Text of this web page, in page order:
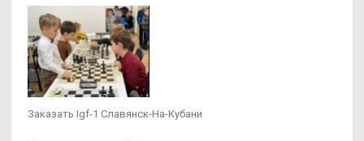
Заказать Igf-1 Славянск-На-Кубани